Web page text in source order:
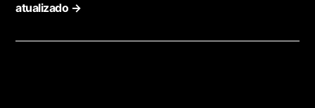
atualizado→